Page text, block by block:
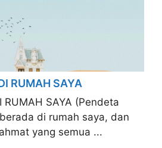
RUMAH SAYA
RUMAH SAYA (Pendeta
di rumah saya, dan
yang semua ...